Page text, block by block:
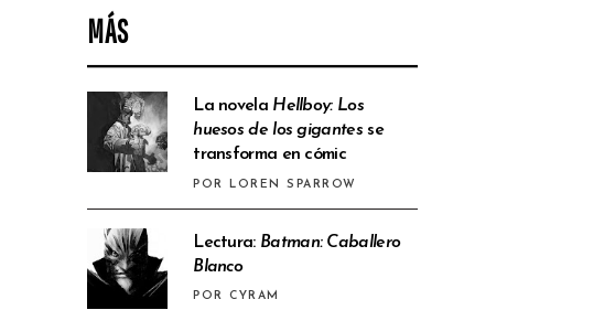
MÁS
La novela Hellboy: Los
huesos de los gigantesse
transforma en cómic
POR LOREN SPARROW
Lectura: Batman: Caballero
Blanco
POR CYRAM